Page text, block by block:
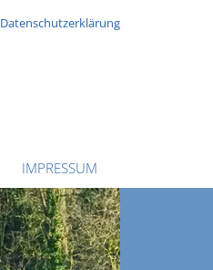
Datenschutzerklärung
IMPRESSUM